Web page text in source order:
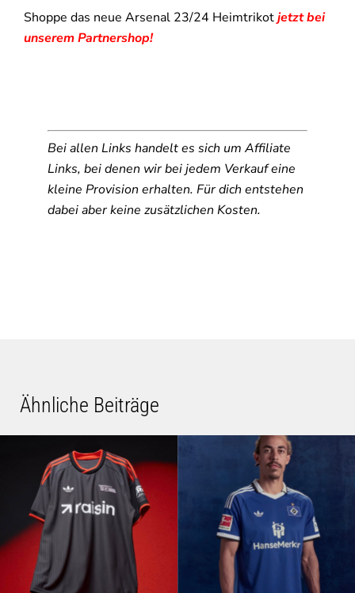
Shoppe das neue Arsenal 23/24 Heimtrikotjetzt bei
unserem Partnershop!
Bei allen Links handelt es sich um Affiliate
Links, bei denen wir bei jedem Verkauf eine
kleine Provision erhalten. Für dich entstehen
dabei aber keine zusätzlichen Kosten.
Ähnliche Beiträge